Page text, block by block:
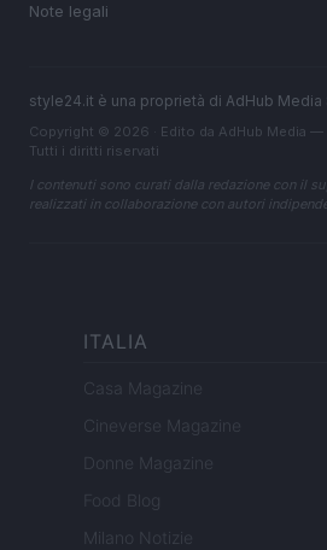
Note legali
style24.it è una proprietà di AdHub Media
Copyright © 2026 · Edito da AdHub Media —
Tutti i diritti riservati
I contenuti sono curati dalla redazione con il
realizzati in collaborazione con autori
ITALIA
Casa Magazine
Cineverse Magazine
Donne Magazine
Food Blog
Milano Notizie